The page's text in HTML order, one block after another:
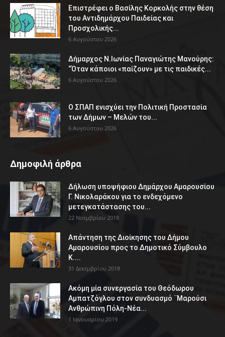
Επιστρέφει ο Βασίλης Κορκολής στην θέση
του Αντιδημάρχου Παιδείας και
Προσχολικής...
6 Αυγούστου 2026
Δήμαρχος Ν.Ιωνίας Παναγιώτης Μανούρης:
“Όταν κάποιοι «παίζουν» με τις παιδικές...
6 Αυγούστου 2026
Ο ΣΠΑΠ ενισχύει την Πολιτική Προστασία
των Δήμων – Μελών του...
6 Αυγούστου 2026
Δημοφιλή άρθρα
Δήλωση υποψήφιου Δημάρχου Αμαρουσίου
Γ. Νικολαράκου για το ενδεχόμενο
μετεγκατάστασης του...
22 Νοεμβρίου 2018
Απάντηση της Διοίκησης του Δήμου
Αμαρουσίου προς το Δημοτικό Σύμβουλο
Κ....
31 Δεκεμβρίου 2018
Ακόμη μία συνεργασία του Θεόδωρου
Αμπατζόγλου στον συνδυασμό ¨Μαρούσι
Ανθρώπινη Πόλη-Νέα...
1 Ιανουαρίου 2019